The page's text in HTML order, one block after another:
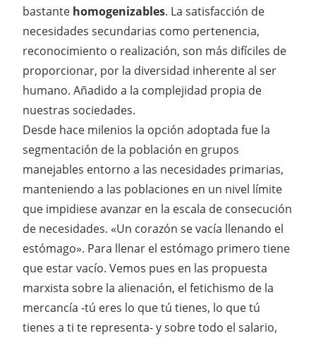
bastante homogenizables. La satisfacción de
necesidades secundarias como pertenencia,
reconocimiento o realización, son más difíciles de
proporcionar, por la diversidad inherente al ser
humano. Añadido a la complejidad propia de
nuestras sociedades.
Desde hace milenios la opción adoptada fue la
segmentación de la población en grupos
manejables entorno a las necesidades primarias,
manteniendo a las poblaciones en un nivel límite
que impidiese avanzar en la escala de consecución
de necesidades. «Un corazón se vacía llenando el
estómago». Para llenar el estómago primero tiene
que estar vacío. Vemos pues en las propuesta
marxista sobre la alienación, el fetichismo de la
mercancía -tú eres lo que tú tienes, lo que tú
tienes a ti te representa- y sobre todo el salario,